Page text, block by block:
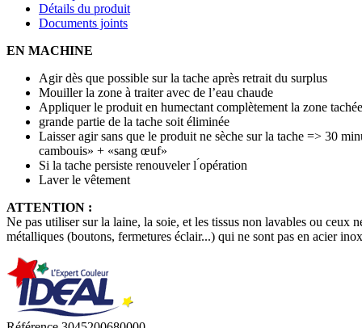
Détails du produit
Documents joints
EN MACHINE
Agir dès que possible sur la tache après retrait du surplus
Mouiller la zone à traiter avec de l’eau chaude
Appliquer le produit en humectant complètement la zone
grande partie de la tache soit éliminée
Laisser agir sans que le produit ne sèche sur la tache => 30
cambouis» + «sang œuf»
Si la tache persiste renouveler l ́opération
Laver le vêtement
ATTENTION :
Ne pas utiliser sur la laine, la soie, et les tissus non lavables ou ceux
métalliques (boutons, fermetures éclair...) qui ne sont pas en acier